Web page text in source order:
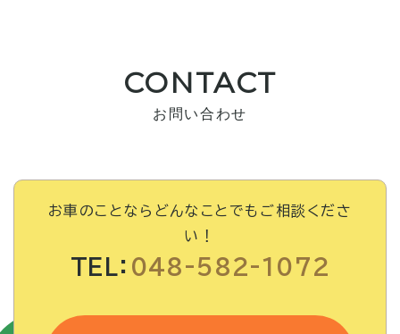
CONTACT
お問い合わせ
お車のことならどんなことでもご相談くださ
い！
TEL： 048-582-1072